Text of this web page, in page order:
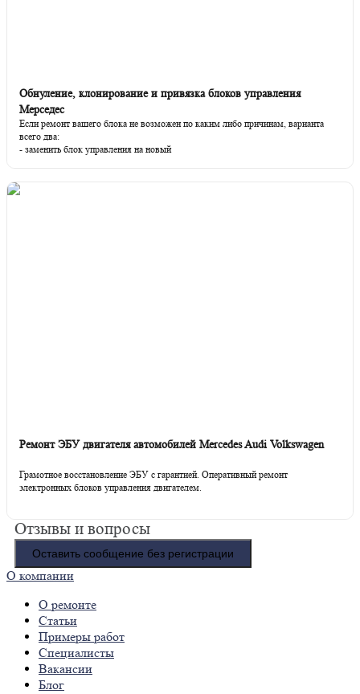
Обнуление, клонирование и привязка блоков управления
Мерседес
Если ремонт вашего блока не возможен по каким либо причинам, варианта
всего два:
- заменить блок управления на новый
Ремонт ЭБУ двигателя автомобилей Mercedes Audi Volkswagen
Грамотное восстановление ЭБУ с гарантией. Оперативный ремонт
электронных блоков управления двигателем.
Отзывы и вопросы
Оставить сообщение без регистрации
О компании
О ремонте
Статьи
Примеры работ
Специалисты
Вакансии
Блог